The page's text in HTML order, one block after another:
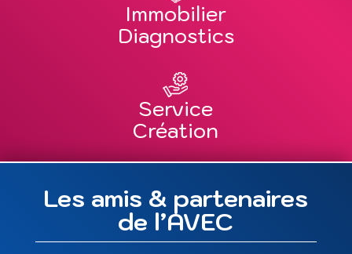
Immobilier
Diagnostics
Service
Création
Les amis & partenaires
de l’AVEC